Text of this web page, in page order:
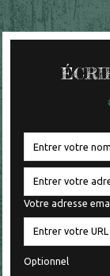
Votre adresse
Optionnel